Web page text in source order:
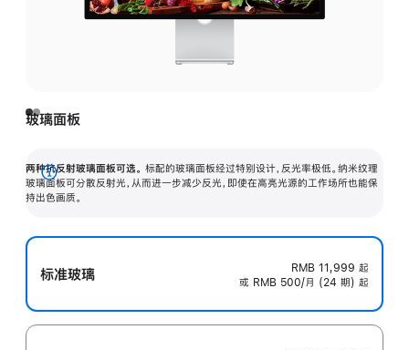
玻璃面板
两种抗反射玻璃面板可选。 标配的玻璃面板经过特别设计，反光率极低。纳米纹理
玻璃面板可分散反射光，从而进一步减少反光，即使在高亮光源的工作场所也能保
持出色画质。
展
开
标准玻璃 RMB 11,999 起
或 RMB 500/月 (24 期) 起